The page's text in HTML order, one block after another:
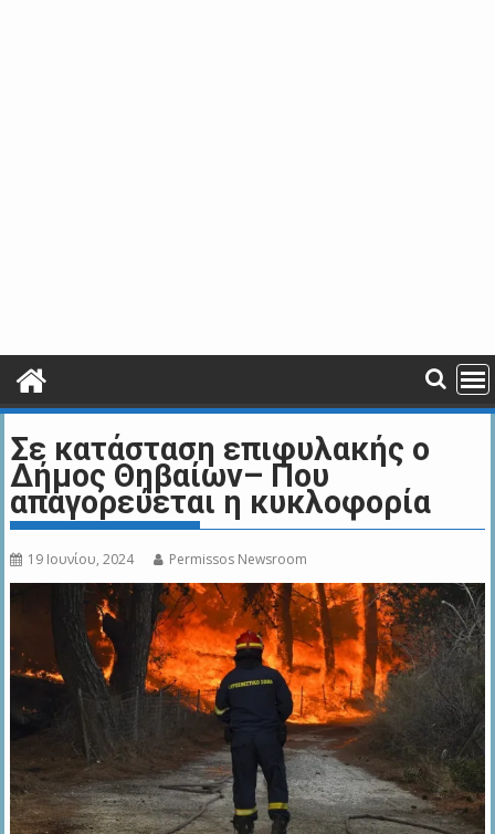
Σε κατάσταση επιφυλακής ο
Δήμος Θηβαίων– Που
απαγορεύεται η κυκλοφορία
19 Ιουνίου, 2024 Permissos Newsroom